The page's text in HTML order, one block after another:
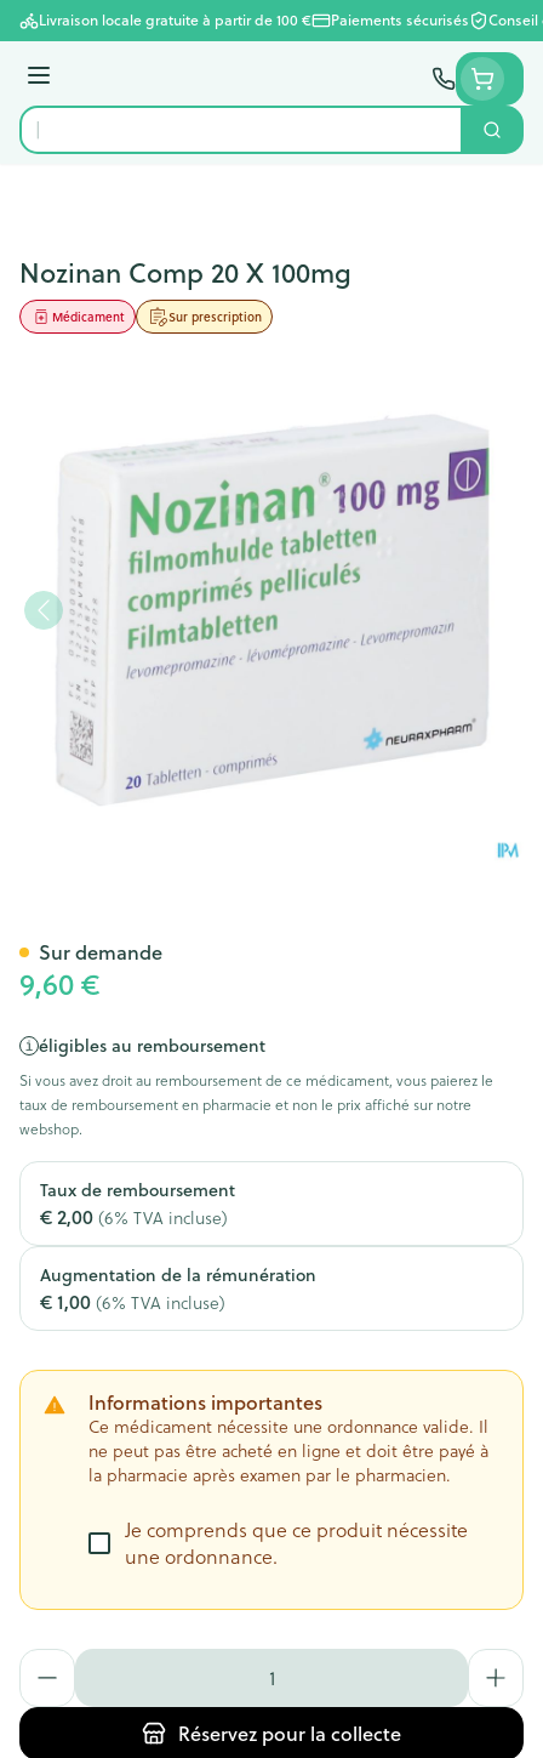
Aller au contenu
Livraison locale gratuite à partir de 100 € Paiements sécurisés
Menu
Rechercher
Nozinan Comp 20 X 100mg
Sur prescription
Médicament
9,60 €
éligibles au remboursement
Si vous avez droit au remboursement de ce médicament, vous paierez le
taux de remboursement en pharmacie et non le prix affiché sur notre
webshop.
Taux de remboursement
€ 2,00 (6% TVA incluse)
Augmentation de la rémunération
€ 1,00 (6% TVA incluse)
Informations importantes
Ce médicament nécessite une ordonnance valide. Il
ne peut pas être acheté en ligne et doit être payé à
la pharmacie après examen par le pharmacien.
Je comprends que ce produit nécessite
une ordonnance.
Quantité
Réservez pour la collecte
Sur demande